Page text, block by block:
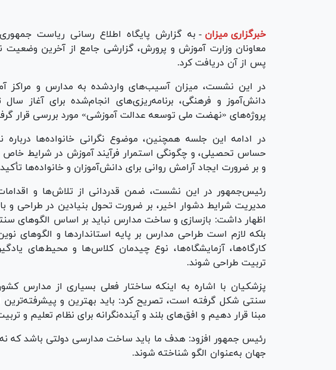
خبرگزاری میزان - به گزارش پایگاه اطلاع رسانی ریاست
معاونان وزارت آموزش و پرورش، گزارشی جامع از آخرین
پس از آن دریافت کرد.
در این نشست، میزان آسیب‌های واردشده به مدارس و مراکز
دانش‌آموز و فرهنگی، برنامه‌ریزی‌های انجام‌شده برای آغاز
پروژه‌های «نهضت ملی توسعه عدالت آموزشی» مورد بررسی قرار
در ادامه این جلسه همچنین، موضوع نگرانی خانواده‌ها درباره
حساس تحصیلی، و چگونگی استمرار فرآیند آموزش در شرایط
و بر ضرورت ایجاد آرامش روانی برای دانش‌آموزان و خانواده‌ها
رئیس‌جمهور در این نشست، ضمن قدردانی از تلاش‌ها و
مدیریت شرایط دشوار اخیر، بر ضرورت تحول بنیادین در طراحی و
اظهار داشت: بازسازی و ساخت مدارس نباید بر اساس الگو‌های
بلکه لازم است طراحی مدارس بر پایه استاندارد‌ها و الگو‌های
کارگاه‌ها، آزمایشگاه‌ها، نوع چیدمان کلاس‌ها و محیط‌های
تربیت طراحی شوند.
پزشکیان با اشاره به اینکه ساختار فعلی بسیاری از مدارس
سنتی شکل گرفته است، تصریح کرد: باید بهترین و
مبنا قرار دهیم و افق‌های بلند و آینده‌نگرانه برای نظام تعلیم و
رئیس جمهور افزود: هدف ما باید ساخت مدارسی دولتی باشد که
جهان به‌عنوان الگو شناخته شوند.